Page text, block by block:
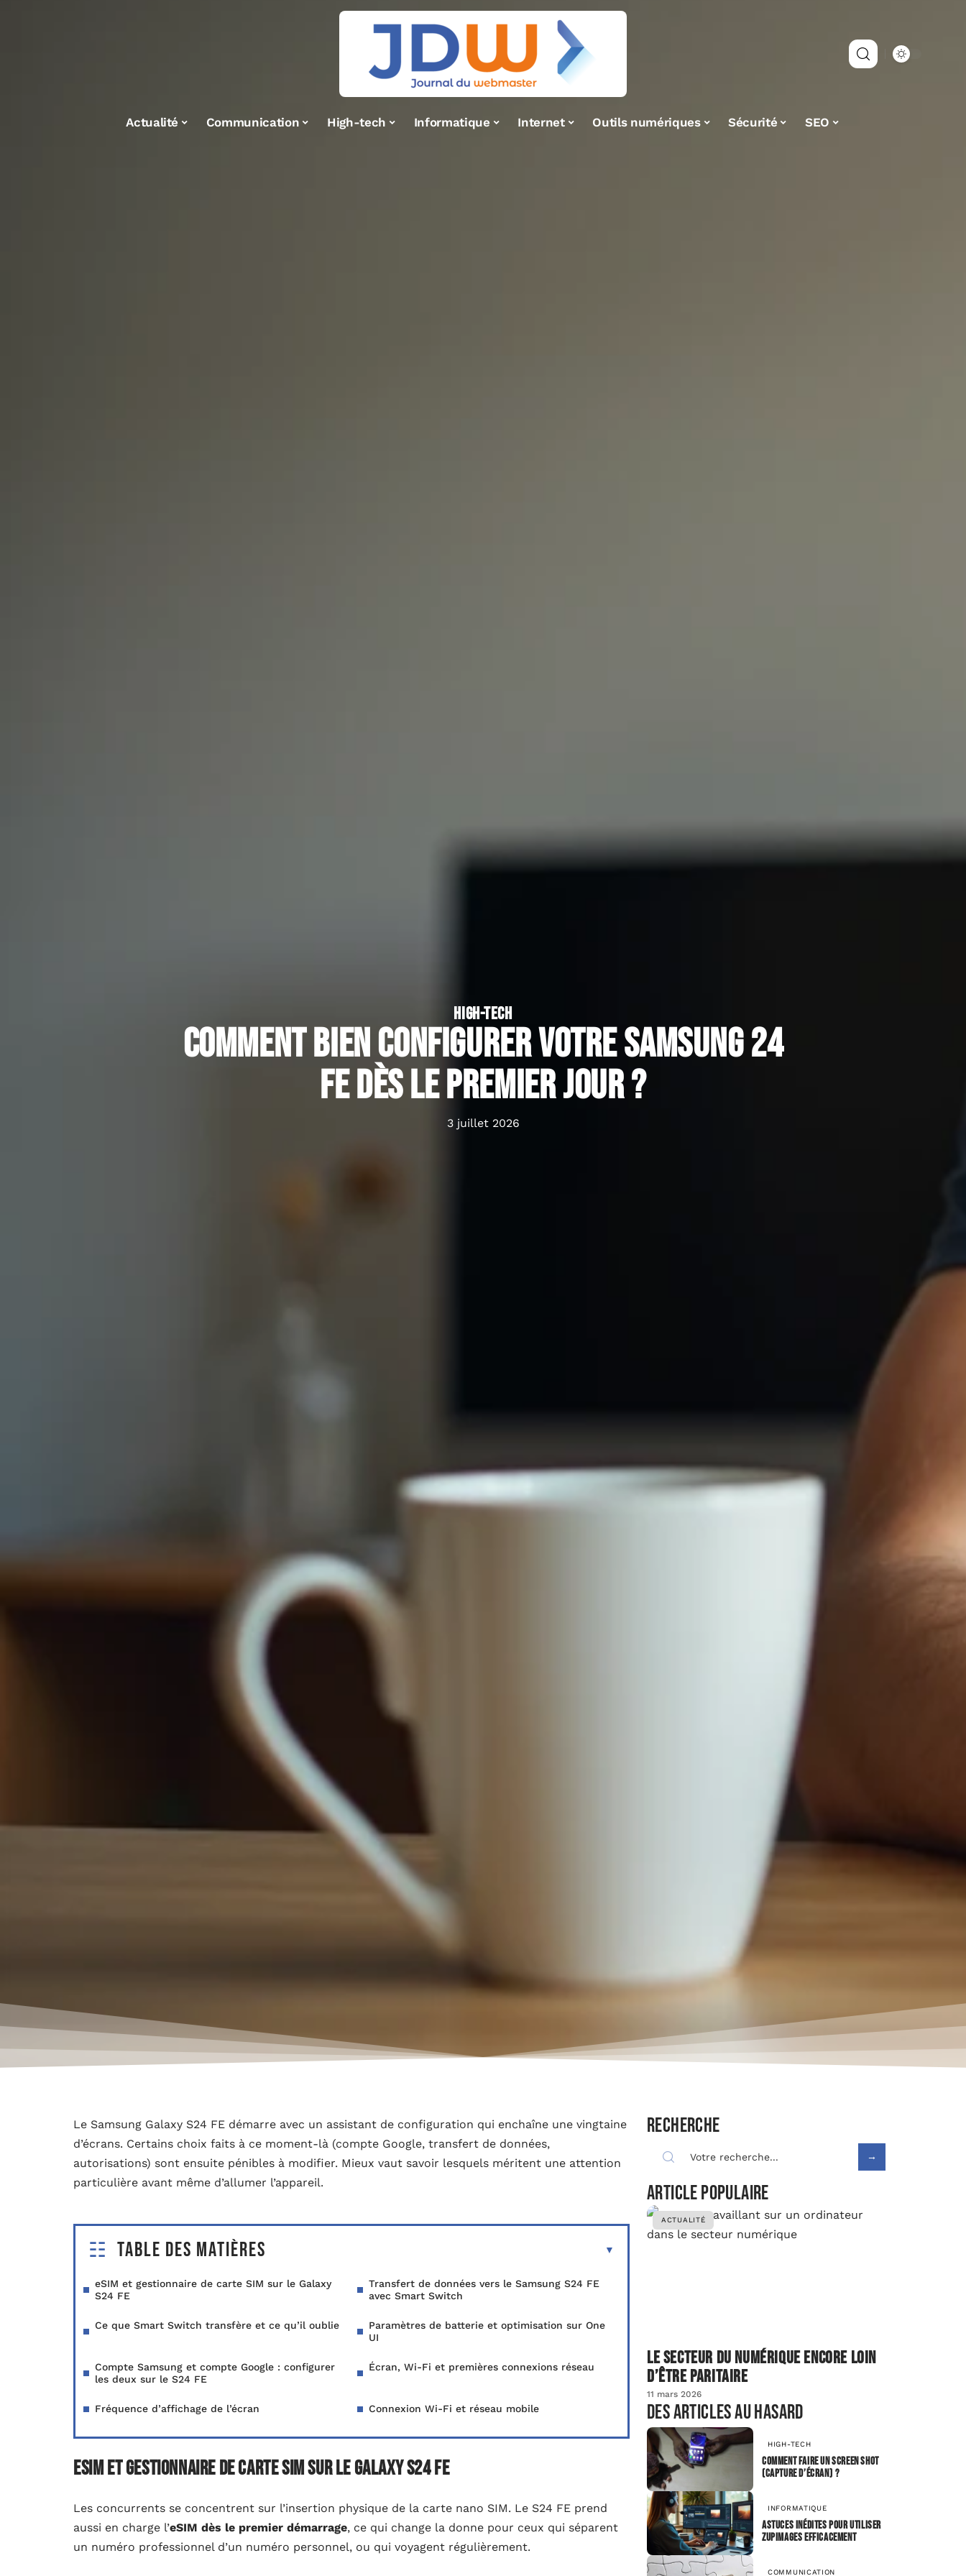
Actualité Communication High-tech Informatique Internet Outils numériques Sécurité SEO
HIGH-TECH
Comment bien configurer votre Samsung 24
FE dès le premier jour ?
3 juillet 2026
Le Samsung Galaxy S24 FE démarre avec un assistant de configuration qui enchaîne une vingtaine
d’écrans. Certains choix faits à ce moment-là (compte Google, transfert de données,
autorisations) sont ensuite pénibles à modifier. Mieux vaut savoir lesquels méritent une attention
particulière avant même d’allumer l’appareil.
Table des matières
eSIM et gestionnaire de carte SIM sur le Galaxy
S24 FE
Transfert de données vers le Samsung S24 FE
avec Smart Switch
Ce que Smart Switch transfère et ce qu’il oublie
Paramètres de batterie et optimisation sur One
UI
Compte Samsung et compte Google : configurer
les deux sur le S24 FE
Écran, Wi-Fi et premières connexions réseau
Fréquence d’affichage de l’écran Connexion Wi-Fi et réseau mobile
eSIM et gestionnaire de carte SIM sur le Galaxy S24 FE
Les concurrents se concentrent sur l’insertion physique de la carte nano SIM. Le S24 FE prend
aussi en charge l’eSIM dès le premier démarrage, ce qui change la donne pour ceux qui séparent
un numéro professionnel d’un numéro personnel, ou qui voyagent régulièrement.
Recherche
Article populaire
ACTUALITÉ
Le secteur du numérique encore loin
d’être paritaire
11 mars 2026
Des articles au hasard
HIGH-TECH
Comment faire un screen shot
(capture d’écran) ?
INFORMATIQUE
Astuces inédites pour utiliser
Zupimages efficacement
COMMUNICATION